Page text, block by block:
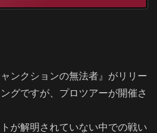
ンクションの無法者』がリリー
グですが、プロツアーが開催さ
が解明されていない中での戦い